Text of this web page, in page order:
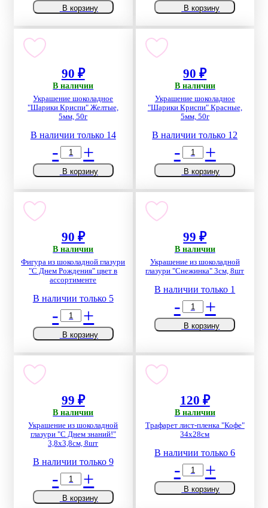
В корзину В корзину
90 ₽
В наличии
Украшение шоколадное
"Шарики Криспи" Желтые,
5мм, 50г
В наличии только 14
- +
В корзину
90 ₽
В наличии
Украшение шоколадное
"Шарики Криспи" Красные,
5мм, 50г
В наличии только 12
- +
В корзину
90 ₽
В наличии
Фигура из шоколадной глазури
"С Днем Рождения" цвет в
ассортименте
В наличии только 5
- +
В корзину
99 ₽
В наличии
Украшение из шоколадной
глазури "Снежинка" 3см, 8шт
В наличии только 1
- +
В корзину
99 ₽
В наличии
Украшение из шоколадной
глазури "С Днем знаний!"
3,8х3,8см, 8шт
В наличии только 9
- +
В корзину
120 ₽
В наличии
Трафарет лист-пленка "Кофе"
34х28см
В наличии только 6
- +
В корзину